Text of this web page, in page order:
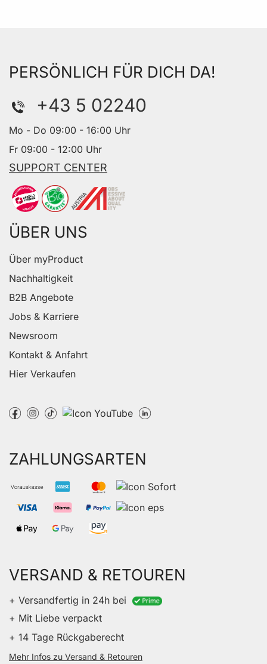
PERSÖNLICH FÜR DICH DA!
+43 5 02240
Mo - Do 09:00 - 16:00 Uhr
Fr 09:00 - 12:00 Uhr
SUPPORT CENTER
ÜBER UNS
Über myProduct
Nachhaltigkeit
B2B Angebote
Jobs & Karriere
Newsroom
Kontakt & Anfahrt
Hier Verkaufen
ZAHLUNGSARTEN
VERSAND & RETOUREN
+ Versandfertig in 24h bei
+ Mit Liebe verpackt
+ 14 Tage Rückgaberecht
Mehr Infos zu Versand & Retouren